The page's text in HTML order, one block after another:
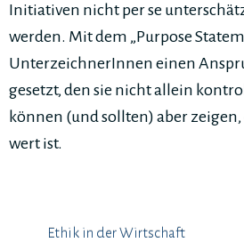
Initiativen nicht per se
werden. Mit dem „Purpose
UnterzeichnerInnen einen
gesetzt, den sie nicht allein
können (und sollten) aber zeigen,
wert ist.
Ethik in der Wirtschaft